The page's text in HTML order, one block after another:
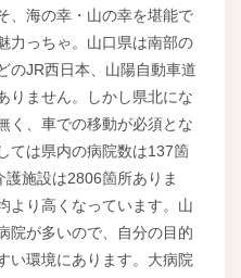
、海の幸・山の幸を堪能で
力っちゃ。山口県は南部の
のJR西日本、山陽自動車道
りません。しかし県北にな
く、車での移動が必須とな
ては県内の病院数は137箇
施設は2806箇所ありま
より高くなっています。山
院が多いので、自分の目的
い環境にあります。大病院